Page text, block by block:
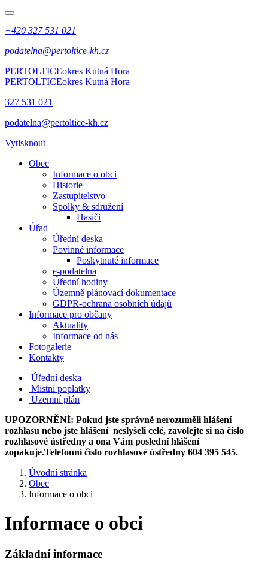
+420 327 531 021
podatelna@pertoltice-kh.cz
PERTOLTICEokres Kutná Hora
PERTOLTICEokres Kutná Hora
327 531 021
podatelna@pertoltice-kh.cz
Vytisknout
Obec
Informace o obci
Historie
Zastupitelstvo
Spolky & sdružení
Hasiči
Úřad
Úřední deska
Povinné informace
Poskytnuté informace
e-podatelna
Úřední hodiny
Územně plánovací dokumentace
GDPR-ochrana osobních údajů
Informace pro občany
Aktuality
Informace od nás
Fotogalerie
Kontakty
Úřední deska
Místní poplatky
Územní plán
UPOZORNĚNÍ: Pokud jste správně nerozuměli hlášení
rozhlasu nebo jste hlášení neslyšeli celé, zavolejte si na číslo
rozhlasové ústředny a ona Vám poslední hlášení
zopakuje.Telefonní číslo rozhlasové ústředny 604 395 545.
Úvodní stránka
Obec
Informace o obci
Informace o obci
Základní informace